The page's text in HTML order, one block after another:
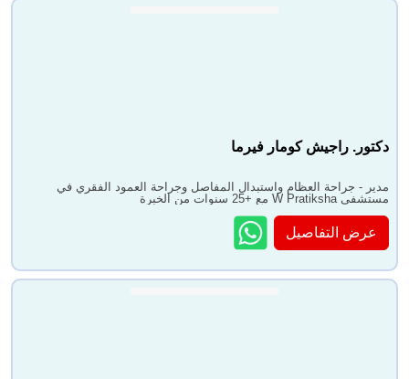
دكتور. راجيش كومار فيرما
مدير - جراحة العظام واستبدال المفاصل وجراحة العمود الفقري في
مستشفى W Pratiksha مع +25 سنوات من الخبرة
عرض التفاصيل